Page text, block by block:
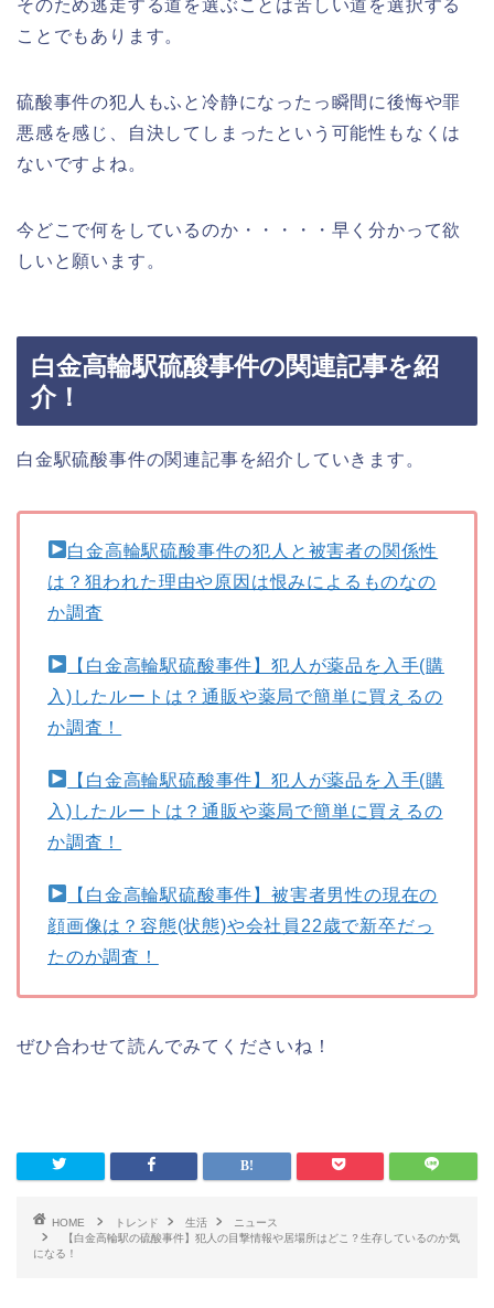
そのため逃走する道を選ぶことは苦しい道を選択する
ことでもあります。
硫酸事件の犯人もふと冷静になったっ瞬間に後悔や罪
悪感を感じ、自決してしまったという可能性もなくは
ないですよね。
今どこで何をしているのか・・・・・早く分かって欲
しいと願います。
白金高輪駅硫酸事件の関連記事を紹
介！
白金駅硫酸事件の関連記事を紹介していきます。
白金高輪駅硫酸事件の犯人と被害者の関係性
は？狙われた理由や原因は恨みによるものなの
か調査
【白金高輪駅硫酸事件】犯人が薬品を入手(購
入)したルートは？通販や薬局で簡単に買えるの
か調査！
【白金高輪駅硫酸事件】犯人が薬品を入手(購
入)したルートは？通販や薬局で簡単に買えるの
か調査！
【白金高輪駅硫酸事件】被害者男性の現在の
顔画像は？容態(状態)や会社員22歳で新卒だっ
たのか調査！
ぜひ合わせて読んでみてくださいね！
HOME トレンド 生活
ニュース
【白金高輪駅の硫酸事件】犯人の目撃情報や居場所はどこ？生存しているのか気
になる！